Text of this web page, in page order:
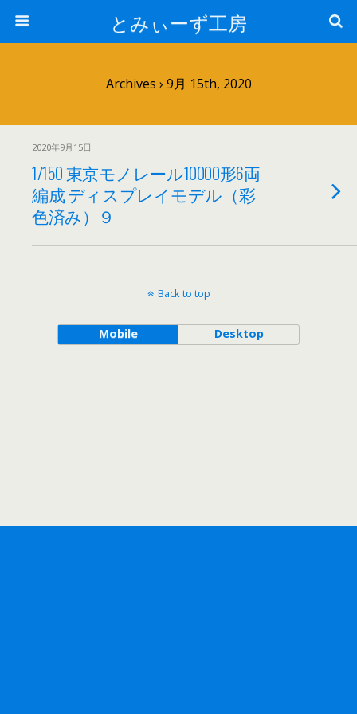
とみぃーず工房
Archives › 9月 15th, 2020
2020年9月15日
1/150 東京モノレール10000形6両
編成 ディスプレイモデル（彩
色済み）９
Back to top
Mobile Desktop